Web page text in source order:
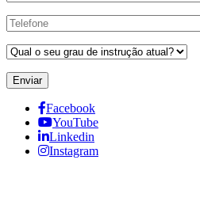
Enviar
Facebook
YouTube
Linkedin
Instagram